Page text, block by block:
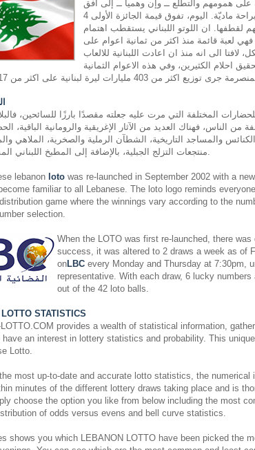
على همومهم والتطلّع ــ وإن وهمياً ــ إلى أفق
مشرق، يجدون في لعبة اللوتو مساحة تحمل أملاً براحة ماديّة. اليوم، تفوق قيمة الجائزة الأولى 4
لقطفها. ان اللوتو اللبناني يستقطب اهتمام
فهي لعبة قائمة منذ اكثر من ثمانية اعوام على
لافتا الى انه منذ ان اعادت اللبنانية للالعاب
اللوتو عن تحقيق احلام الكثيرين، وفي هذه الاعوام الثمانية
المختلفة التي مرت عليه جعلته مقصدًا بارزًا للسائحين،
الناس، فهناك العديد من الآثار الإغريقية والرومانية الباقية،
والمساجد التاريخية، الشطآن الرملية والصخرية، الملاهي
منتجعات التزلج الجبلية، بالإضافة إلى المطبخ اللبناني المشهور عالميًّا.
lebanon loto was re-launched in September 2002 with a new
familiar to all Lebanese. The loto logo reminds
game where the winnings vary according to the
selection.
When the LOTO was first re-launched, there
success, it was altered to 2 draws a week as of
onLBC every Monday and Thursday at 7:30pm,
representative. With each draw, 6 lucky
out of the 42 loto balls.
STATISTICS
LOTTO.COM provides a wealth of statistical information,
have an interest in lottery statistics and probability. This
Lotto.
most up-to-date and accurate lotto statistics, the numerical
minutes of the different lottery draws taking place and is
choose the option you like from below including the most
of odds versus evens and bell curve statistics.
shows you which LEBANON LOTTO have been picked the